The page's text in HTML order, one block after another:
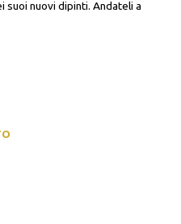
suoi nuovi dipinti. Andateli a